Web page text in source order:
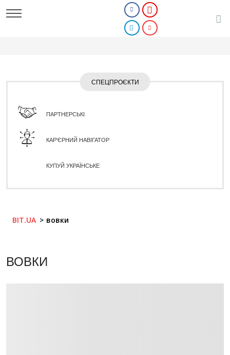
СПЕЦПРОЄКТИ
ПАРТНЕРСЬКІ
КАР'ЄРНИЙ НАВІГАТОР
КУПУЙ УКРАЇНСЬКЕ
BIT.UA вовки
ВОВКИ